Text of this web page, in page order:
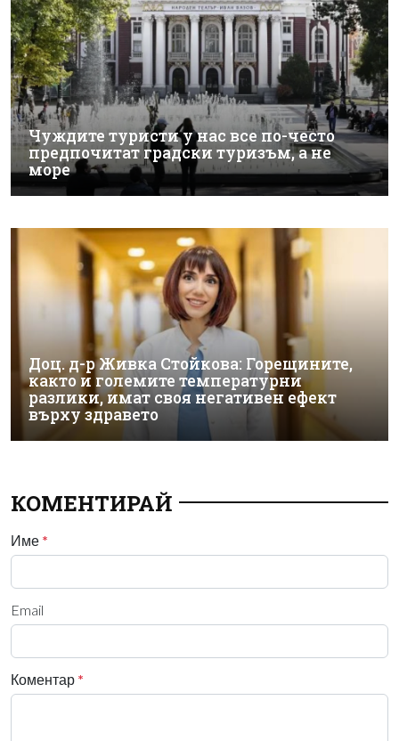
Чуждите туристи у нас все по-често
предпочитат градски туризъм, а не
море
Доц. д-р Живка Стойкова: Горещините,
както и големите температурни
разлики, имат своя негативен ефект
върху здравето
КОМЕНТИРАЙ
Име *
Email
Коментар *